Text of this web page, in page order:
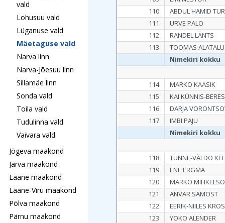
vald
Lohusuu vald
Lüganuse vald
Mäetaguse vald
Narva linn
Narva-Jõesuu linn
Sillamäe linn
Sonda vald
Toila vald
Tudulinna vald
Vaivara vald
Jõgeva maakond
Järva maakond
Lääne maakond
Lääne-Viru maakond
Põlva maakond
Pärnu maakond
110
ABDUL HAMID
111
URVE PALO
112
RANDEL LÄNTS
113
TOOMAS ALATALU
Nimekiri kokku
114
MARKO KAASIK
115
KAI KÜNNIS-BERES
116
DARJA
117
IMBI PAJU
Nimekiri kokku
118
TUNNE-VÄLDO
119
ENE ERGMA
120
MARKO
121
ANVAR SAMOST
122
EERIK-NIILES
123
YOKO ALENDER